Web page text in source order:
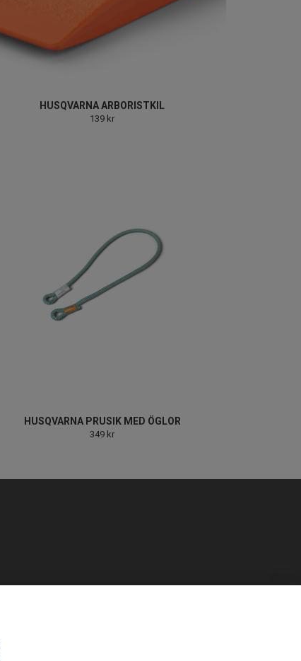
HUSQVARNA ARBORISTKIL
139 kr
HUSQVARNA PRUSIK MED ÖGLOR
349 kr